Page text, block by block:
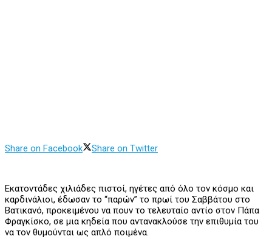
Share on Facebook Share on Twitter
Εκατοντάδες χιλιάδες πιστοί, ηγέτες από όλο τον κόσμο και
καρδινάλιοι, έδωσαν το “παρών” το πρωί του Σαββάτου στο
Βατικανό, προκειμένου να πουν το τελευταίο αντίο στον Πάπα
Φραγκίσκο, σε μια κηδεία που αντανακλούσε την επιθυμία του
να τον θυμούνται ως απλό ποιμένα.